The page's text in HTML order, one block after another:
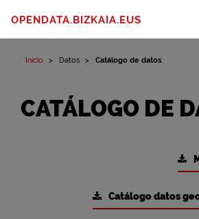
OPENDATA.BIZKAIA.EUS
Inicio Datos Catálogo de datos
CATÁLOGO DE
Catálogo datos